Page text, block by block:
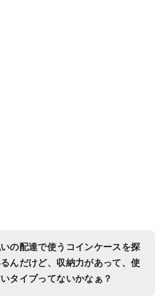
の配達で使うコインケースを探
るんだけど、収納力があって、使
タイプってないかなぁ？